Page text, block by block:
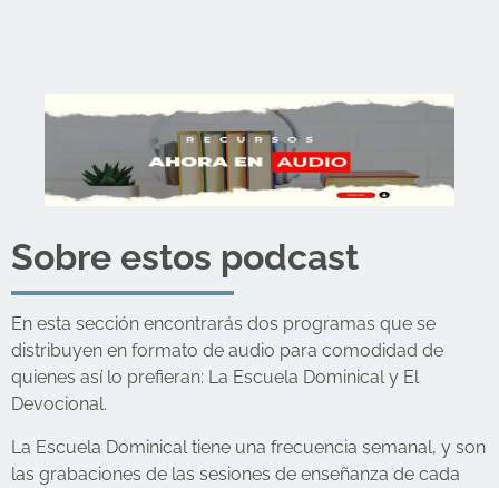
Sobre estos podcast
En esta sección encontrarás dos programas que se
distribuyen en formato de audio para comodidad de
quienes así lo prefieran: La Escuela Dominical y El
Devocional.
La Escuela Dominical tiene una frecuencia semanal, y son
las grabaciones de las sesiones de enseñanza de cada